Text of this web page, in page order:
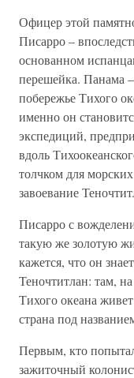
Офицер этой
Писарро –
основанном
перешейка. Панама
побережье Тихого
именно он
экспедиций,
вдоль
толчком для
завоевание
Писарро с
такую же золотую
кажется, что он
Теночтитлан: там,
Тихого океана
страна под
Первым, кто
зажиточный